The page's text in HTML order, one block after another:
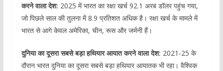
करने वाला देश: 2025 में भारत का रक्षा खर्च 92.1 अरब डॉलर पहुंच गया,
जो पिछले साल की तुलना में 8.9 प्रतिशत अधिक है। रक्षा खर्च के मामले में
भारत से आगे केवल अमेरिका, चीन, रूस और जर्मनी हैं।
दुनिया का दूसरा सबसे बड़ा हथियार आयात करने वाला देश: 2021-25 के
दौरान भारत दुनिया का दूसरा सबसे बड़ा हथियार आयातक भी रहा। वैश्विक